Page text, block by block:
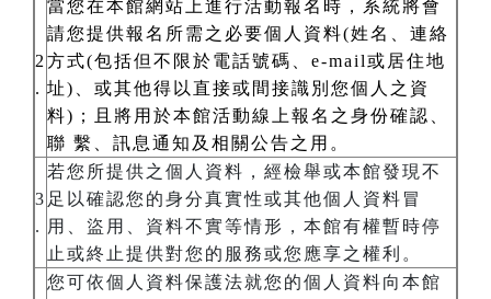
2
.
當您在本館網站上進行活動報名時，系統將會
請您提供報名所需之必要個人資料(姓名、連絡
方式(包括但不限於電話號碼、e-mail或居住地
址)、或其他得以直接或間接識別您個人之資
料)；且將用於本館活動線上報名之身份確認、
聯 繫、訊息通知及相關公告之用。
3
.
若您所提供之個人資料，經檢舉或本館發現不
足以確認您的身分真實性或其他個人資料冒
用、盜用、資料不實等情形，本館有權暫時停
止或終止提供對您的服務或您應享之權利。
您可依個人資料保護法就您的個人資料向本館